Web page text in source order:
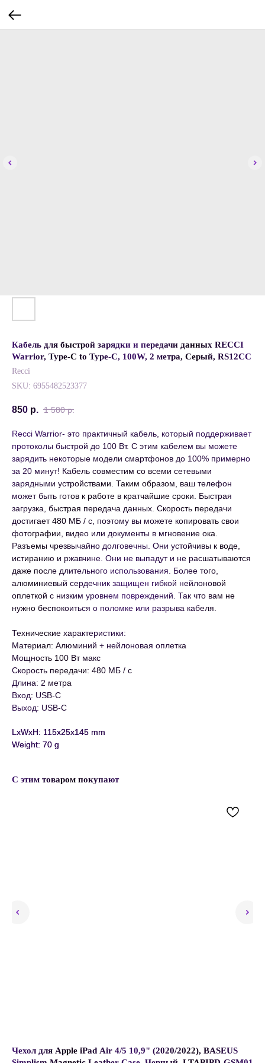
Кабель для быстрой зарядки и передачи данных RECCI
Warrior, Type-C to Type-C, 100W, 2 метра, Серый, RS12CC
Recci
SKU: 6955482523377
850 р. 1 580 р.
Recci Warrior- это практичный кабель, который поддерживает
протоколы быстрой до 100 Вт. С этим кабелем вы можете
зарядить некоторые модели смартфонов до 100% примерно
за 20 минут! Кабель совместим со всеми сетевыми
зарядными устройствами. Таким образом, ваш телефон
может быть готов к работе в кратчайшие сроки. Быстрая
загрузка, быстрая передача данных. Скорость передачи
достигает 480 МБ / с, поэтому вы можете копировать свои
фотографии, видео или документы в мгновение ока.
Разъемы чрезвычайно долговечны. Они устойчивы к воде,
истиранию и ржавчине. Они не выпадут и не расшатываются
даже после длительного использования. Более того,
алюминиевый сердечник защищен гибкой нейлоновой
оплеткой с низким уровнем повреждений. Так что вам не
нужно беспокоиться о поломке или разрыва кабеля.
Технические характеристики:
Материал: Алюминий + нейлоновая оплетка
Мощность 100 Вт макс
Скорость передачи: 480 МБ / с
Длина: 2 метра
Вход: USB-С
Выход: USB-C
LxWxH: 115x25x145 mm
Weight: 70 g
С этим товаром покупают
Чехол для Apple iPad Air 4/5 10,9" (2020/2022), BASEUS